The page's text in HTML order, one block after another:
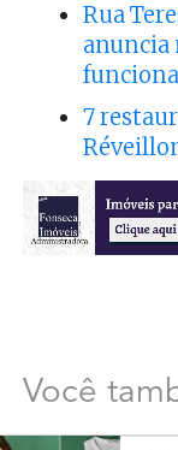
Rua
anuncia
7
Você